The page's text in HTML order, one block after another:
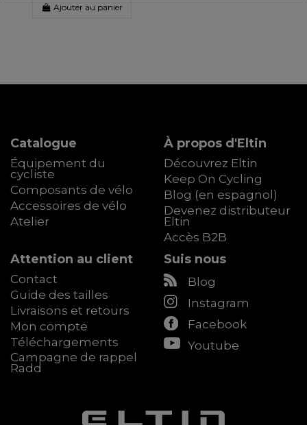
Ajouter au panier
Catalogue
Équipement du
cycliste
Composants de vélo
Accessoires de vélo
Atelier
À propos d'Eltin
Découvrez Eltin
Keep On Cycling
Blog (en espagnol)
Devenez distributeur
Eltin
Accès B2B
Attention au client
Contact
Guide des tailles
Livraisons et retours
Mon compte
Téléchargements
Campagne de rappel
Radd
Suis nous
Blog
Instagram
Facebook
Youtube